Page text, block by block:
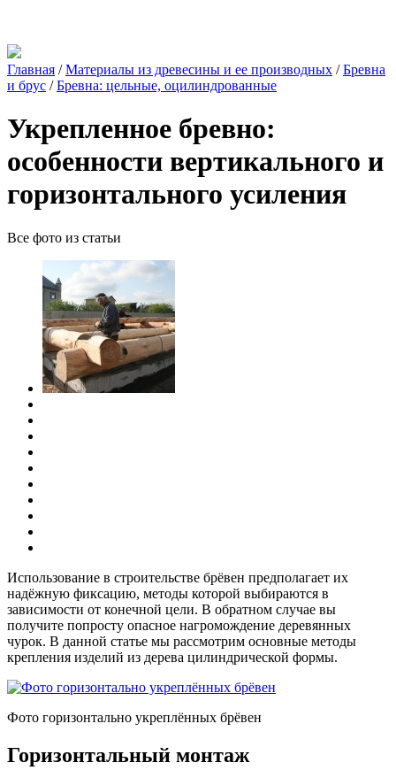
Главная /Материалы из древесины и ее производных /Бревна
и брус /Бревна: цельные, оцилиндрованные
Укрепленное бревно:
особенности вертикального и
горизонтального усиления
Все фото из статьи
Использование в строительстве брёвен предполагает их
надёжную фиксацию, методы которой выбираются в
зависимости от конечной цели. В обратном случае вы
получите попросту опасное нагромождение деревянных
чурок. В данной статье мы рассмотрим основные методы
крепления изделий из дерева цилиндрической формы.
Фото горизонтально укреплённых брёвен
Горизонтальный монтаж